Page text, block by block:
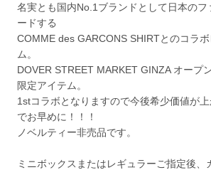
名実とも国内No.1ブランドとして日本のフ
ードする
COMME des GARCONS SHIRTとのコラ
ム。
DOVER STREET MARKET GINZA オープ
限定アイテム。
1stコラボとなりますので今後希少価値が
でお早めに！！！
ノベルティー非売品です。
ミニボックスまたはレギュラーご指定後、